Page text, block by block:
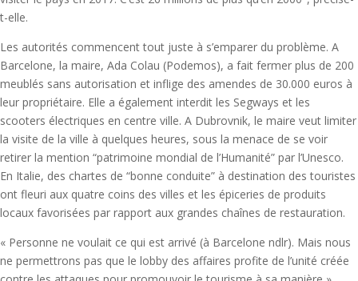
t-elle.
Les autorités commencent tout juste à s’emparer du problème. A
Barcelone, la maire, Ada Colau (Podemos), a fait fermer plus de 200
meublés sans autorisation et inflige des amendes de 30.000 euros à
leur propriétaire. Elle a également interdit les Segways et les
scooters électriques en centre ville. A Dubrovnik, le maire veut limiter
la visite de la ville à quelques heures, sous la menace de se voir
retirer la mention “patrimoine mondial de l’Humanité” par l’Unesco.
En Italie, des chartes de “bonne conduite” à destination des touristes
ont fleuri aux quatre coins des villes et les épiceries de produits
locaux favorisées par rapport aux grandes chaînes de restauration.
« Personne ne voulait ce qui est arrivé (à Barcelone ndlr). Mais nous
ne permettrons pas que le lobby des affaires profite de l’unité créée